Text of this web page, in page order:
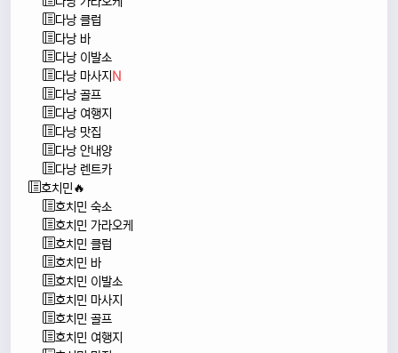
다낭 클럽
다낭 바
다낭 이발소
다낭 마사지 N
다낭 골프
다낭 여행지
다낭 맛집
다낭 안내양
다낭 렌트카
호치민🔥
호치민 숙소
호치민 가라오케
호치민 클럽
호치민 바
호치민 이발소
호치민 마사지
호치민 골프
호치민 여행지